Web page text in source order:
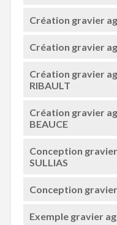
Création gravier
Création gravier
Création gravier
RIBAULT
Création gravier
BEAUCE
Conception
SULLIAS
Conception
Exemple gravier